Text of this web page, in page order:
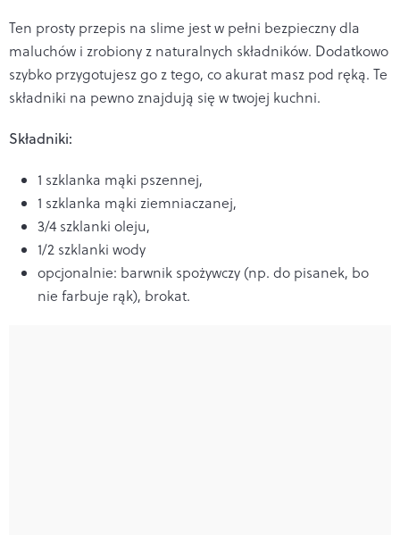
Ten prosty przepis na slime jest w pełni bezpieczny dla
maluchów i zrobiony z naturalnych składników. Dodatkowo
szybko przygotujesz go z tego, co akurat masz pod ręką. Te
składniki na pewno znajdują się w twojej kuchni.
Składniki:
1 szklanka mąki pszennej,
1 szklanka mąki ziemniaczanej,
3/4 szklanki oleju,
1/2 szklanki wody
opcjonalnie: barwnik spożywczy (np. do pisanek, bo
nie farbuje rąk), brokat.